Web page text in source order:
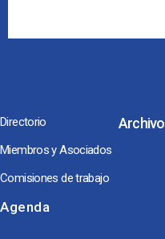
Directorio
Miembros y Asociados
Comisiones de trabajo
Agenda
Archivo